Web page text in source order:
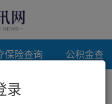
保险查询 公积金查
录